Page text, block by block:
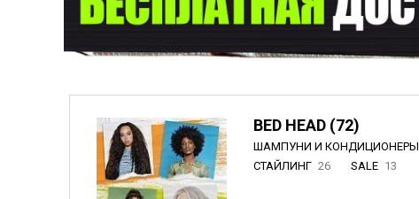
BED HEAD (72)
ШАМПУНИ И КОНДИЦИОНЕРЫ
СТАЙЛИНГ 26 SALE 13